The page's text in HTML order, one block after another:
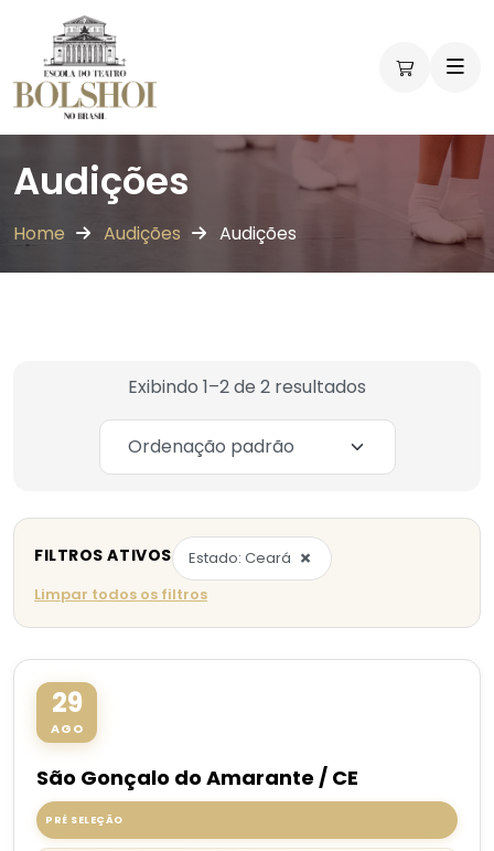
Audições
Home Audições Audições
Exibindo 1–2 de 2 resultados
FILTROS ATIVOS Estado: Ceará ×
Limpar todos os filtros
29
AGO
São Gonçalo do Amarante / CE
PRÉ SELEÇÃO